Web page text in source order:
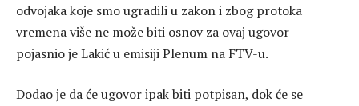
odvojaka koje smo ugradili u zakon i zbog protoka
vremena više ne može biti osnov za ovaj ugovor –
pojasnio je Lakić u emisiji Plenum na FTV-u.
Dodao je da će ugovor ipak biti potpisan, dok će se